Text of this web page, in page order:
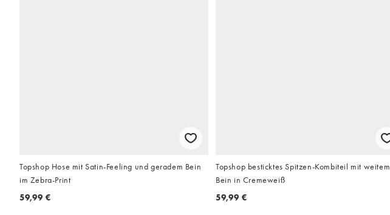
Topshop Hose mit Satin-Feeling und geradem Bein
im Zebra-Print
59,99 €
Topshop besticktes Spitzen-Kombiteil mit weitem
Bein in Cremeweiß
59,99 €